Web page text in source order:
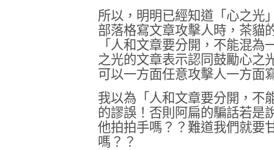
所以，明明已經知道「心之光
部落格寫文章攻擊人時，茶貓
「人和文章要分開，不能混
之光的文章表示認同鼓勵心之
可以一方面任意攻擊人一方面
我以為「人和文章要分開，不
的謬誤！ 否則阿扁的騙話若是
他拍拍手嗎？？ 難道我們就要
嗎？？